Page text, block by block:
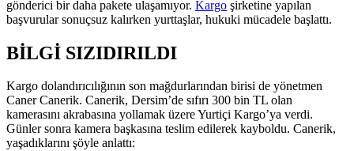
gönderici bir daha pakete ulaşamıyor. Kargo şirketine yapılan
başvurular sonuçsuz kalırken yurttaşlar, hukuki mücadele başlattı.
BİLGİ SIZIDIRILDI
Kargo dolandırıcılığının son mağdurlarından birisi de yönetmen
Caner Canerik. Canerik, Dersim’de sıfırı 300 bin TL olan
kamerasını akrabasına yollamak üzere Yurtiçi Kargo’ya verdi.
Günler sonra kamera başkasına teslim edilerek kayboldu. Canerik,
yaşadıklarını şöyle anlattı: